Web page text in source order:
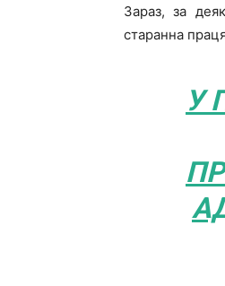
Зараз, за
старанна
У